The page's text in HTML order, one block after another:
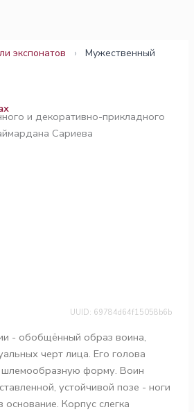
экспонатов ›
Мужественный
и декоративно-прикладного
Сариева
UUID: 69784d64f15058b6b
- обобщённый образ воина,
черт лица. Его голова
шлемообразную форму. Воин
устойчивой позе - ноги
Корпус слегка